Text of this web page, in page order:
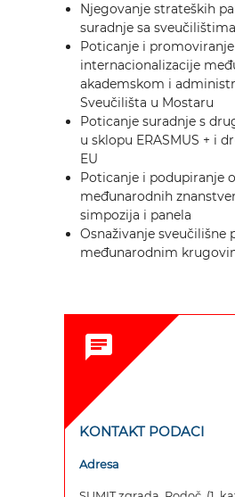
Njegovanje strateških
suradnje sa
Poticanje i promoviranje
internacionalizacije
akademskom i
Sveučilišta u Mostaru
Poticanje suradnje s
u sklopu ERASMUS + i
EU
Poticanje i podupiranje
međunarodnih
simpozija i panela
Osnaživanje sveučilišne
međunarodnim
chat
KONTAKT PODACI
Adresa